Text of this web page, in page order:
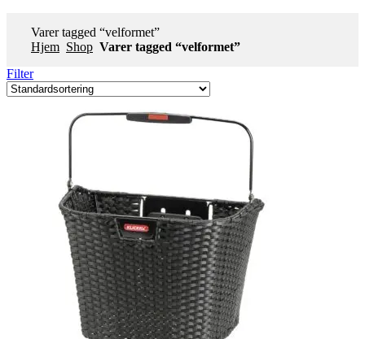
Varer tagged “velformet”
Hjem Shop Varer tagged “velformet”
Filter